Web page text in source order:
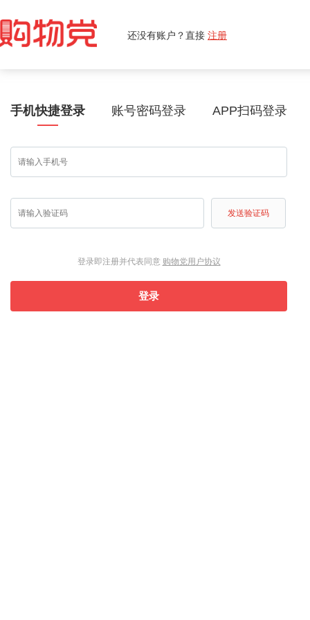
还没有账户？直接 注册
手机快捷登录 账号密码登录 APP扫码登录
发送验证码
登录即注册并代表同意 购物党用户协议
登录